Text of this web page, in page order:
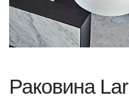
Раковина